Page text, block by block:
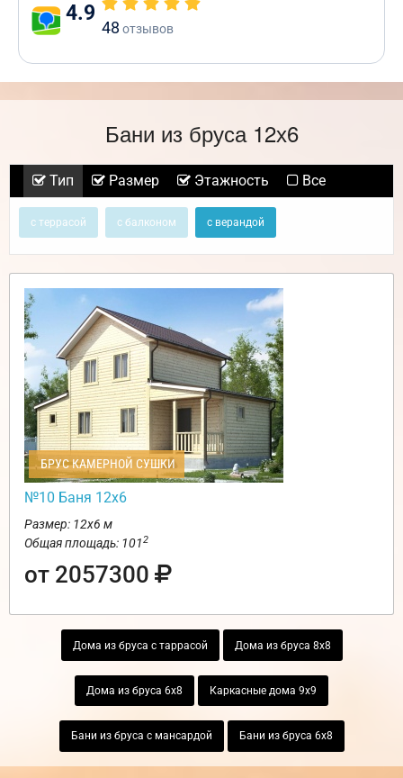
4.9
48 отзывов
Бани из бруса 12х6
Тип Размер Этажность Все
с террасой с балконом с верандой
БРУС КАМЕРНОЙ СУШКИ
№10 Баня 12х6
Размер: 12х6 м
Общая площадь: 1012
от 2057300
Дома из бруса с таррасой Дома из бруса 8х8
Дома из бруса 6х8 Каркасные дома 9х9
Бани из бруса с мансардой Бани из бруса 6х8